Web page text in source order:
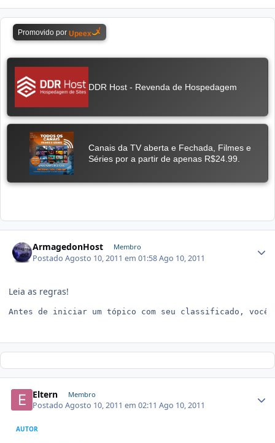
ArmagedonHost Membro
PostadoAgosto 10, 2011 em 01:58Ago 10, 2011
Leia as regras!
Antes de iniciar um tópico com seu classificado, você
Eltern Membro
PostadoAgosto 10, 2011 em 02:11Ago 10, 2011
AUTOR